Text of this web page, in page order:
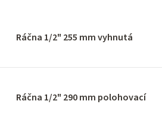
Ráčna 1/2" 255 mm vyhnutá
Ráčna 1/2" 290 mm polohovací